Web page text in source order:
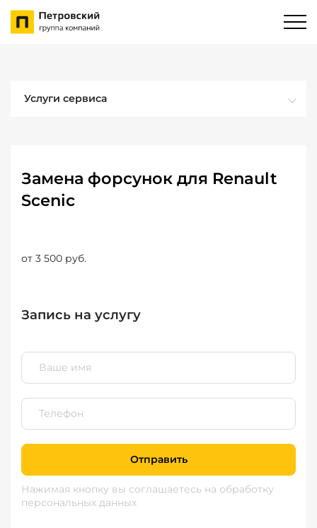
Услуги сервиса
Замена форсунок для Renault
Scenic
от 3 500 руб.
Запись на услугу
Отправить
Нажимая кнопку вы соглашаетесь на обработку
персональных данных